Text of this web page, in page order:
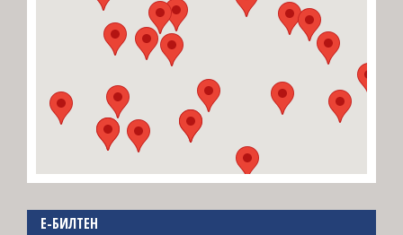
E-БИЛТЕН